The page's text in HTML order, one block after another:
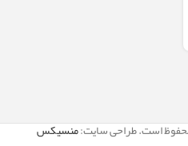
است. طراحی سایت:منسیکس